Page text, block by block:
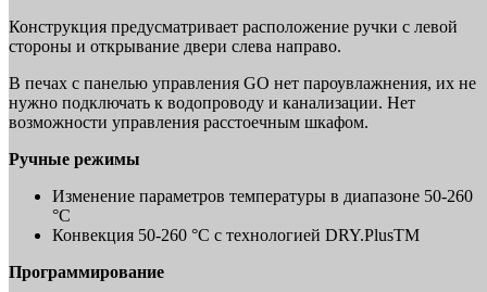
Конструкция предусматривает расположение ручки с левой
стороны и открывание двери слева направо.
В печах с панелью управления GO нет пароувлажнения, их не
нужно подключать к водопроводу и канализации. Нет
возможности управления расстоечным шкафом.
Ручные режимы
Изменение параметров температуры в диапазоне 50-260
°C
Конвекция 50-260 °C с технологией DRY.PlusTM
Программирование